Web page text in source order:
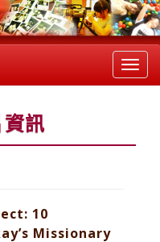
訊
10
Missionary